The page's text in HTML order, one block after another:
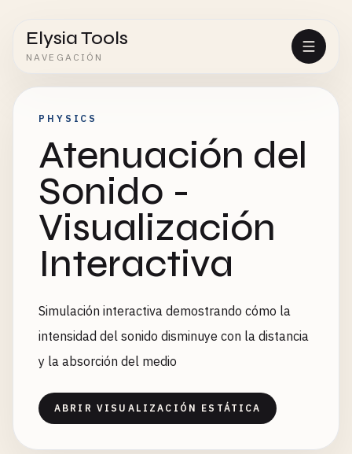
Elysia Tools
NAVEGACIÓN
PHYSICS
Atenuación del
Sonido -
Visualización
Interactiva
Simulación interactiva demostrando cómo la
intensidad del sonido disminuye con la distancia
y la absorción del medio
ABRIR VISUALIZACIÓN ESTÁTICA